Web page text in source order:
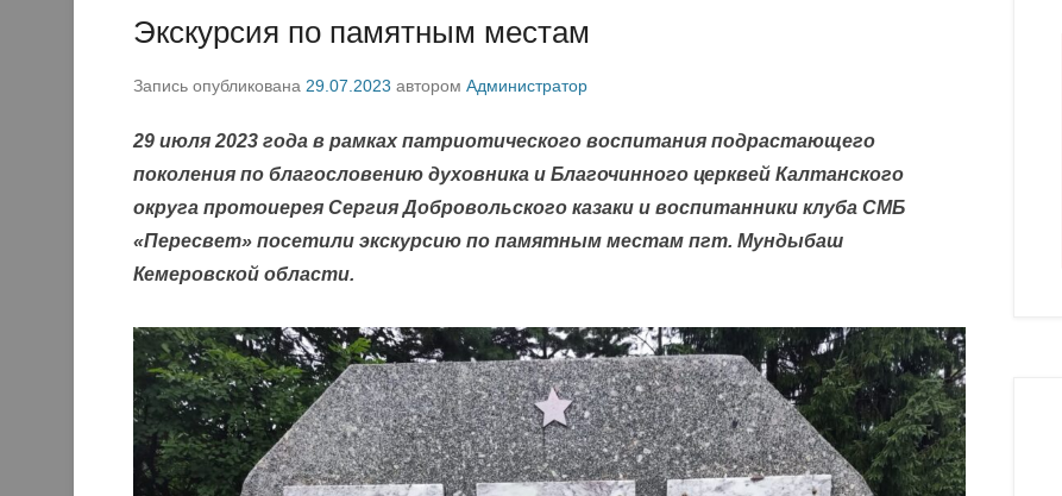
Экскурсия по памятным местам
Запись опубликована 29.07.2023 автором Администратор
29 июля 2023 года в рамках патриотического воспитания подрастающего
поколения по благословению духовника и Благочинного церквей Калтанского
округа протоиерея Сергия Добровольского казаки и воспитанники клуба СМБ
«Пересвет» посетили экскурсию по памятным местам пгт. Мундыбаш
Кемеровской области.